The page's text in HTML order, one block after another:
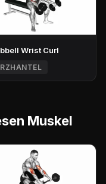
Wrist Curl
Muskel